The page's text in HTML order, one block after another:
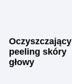
Oczyszczający
peeling skóry
głowy